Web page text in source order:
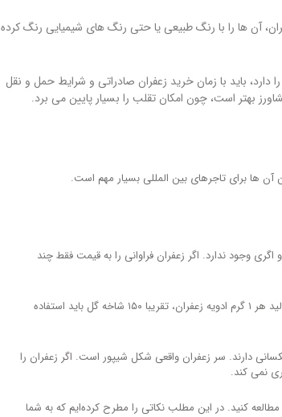
آن ها را با رنگ طبیعی یا حتی رنگ های شیمیایی رنگ کرده
باید با زمان خرید زعفران صادراتی و شرایط حمل و نقل
بهتر است، چون امکان تقلب را بسیار پایین می برد.
آن ها برای تاجرهای بین المللی بسیار مهم است.
وجود ندارد. اگر زعفران فراوانی را به قیمت فقط چند
اگر شنیدید کسی ادعا می کند زعفران ارزان دارد، اصلا به طرفش نروید. برای تولید هر ۱ گرم ادویه زعفران، تقریبا ۱۵۰ شاخه گل باید استفاده
دارند. سر زعفران واقعی شکل شیپور است. اگر زعفران را
نمی کند.
مطالعه کنید. در این مطلب نکاتی را مطرح کرده‌ایم که به شما